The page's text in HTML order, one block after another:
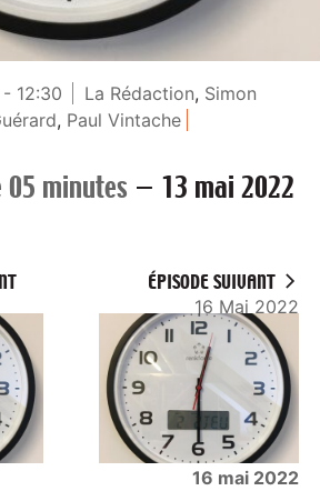
12:30 La Rédaction, Simon
, Paul Vintache
05 minutes — 13 mai 2022
ÉPISODE SUIVANT
16 Mai 2022
16 mai 2022